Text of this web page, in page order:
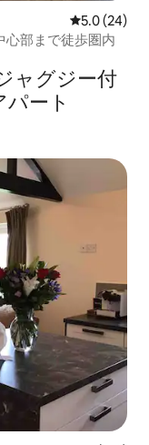
レビュー24
5.0 (24)
心部まで徒歩圏内
ャグジー付
ート